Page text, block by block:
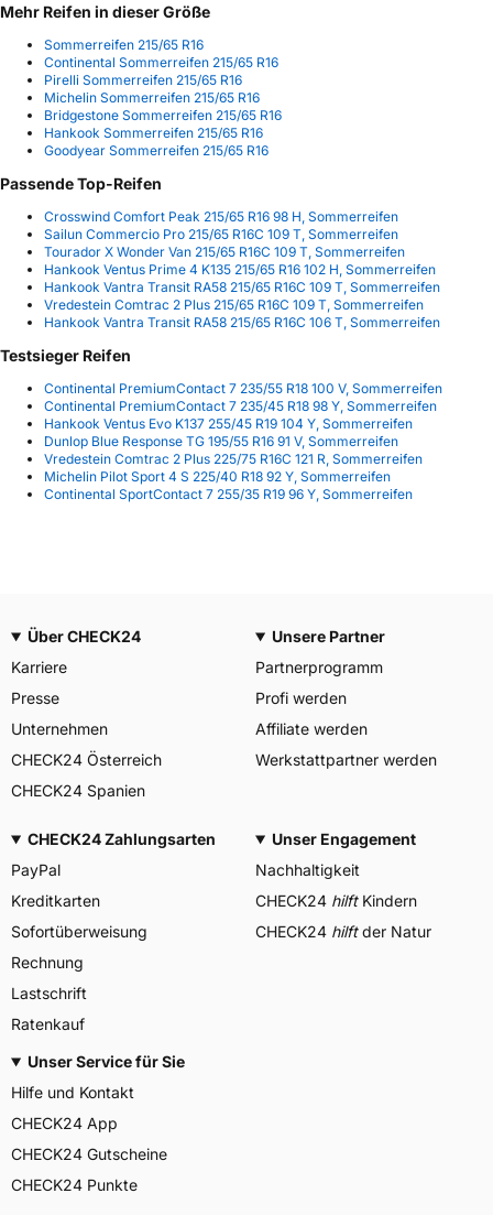
Mehr Reifen in dieser Größe
Sommerreifen 215/65 R16
Continental Sommerreifen 215/65 R16
Pirelli Sommerreifen 215/65 R16
Michelin Sommerreifen 215/65 R16
Bridgestone Sommerreifen 215/65 R16
Hankook Sommerreifen 215/65 R16
Goodyear Sommerreifen 215/65 R16
Passende Top-Reifen
Crosswind Comfort Peak 215/65 R16 98 H, Sommerreifen
Sailun Commercio Pro 215/65 R16C 109 T, Sommerreifen
Tourador X Wonder Van 215/65 R16C 109 T, Sommerreifen
Hankook Ventus Prime 4 K135 215/65 R16 102 H, Sommerreifen
Hankook Vantra Transit RA58 215/65 R16C 109 T, Sommerreifen
Vredestein Comtrac 2 Plus 215/65 R16C 109 T, Sommerreifen
Hankook Vantra Transit RA58 215/65 R16C 106 T, Sommerreifen
Testsieger Reifen
Continental PremiumContact 7 235/55 R18 100 V, Sommerreifen
Continental PremiumContact 7 235/45 R18 98 Y, Sommerreifen
Hankook Ventus Evo K137 255/45 R19 104 Y, Sommerreifen
Dunlop Blue Response TG 195/55 R16 91 V, Sommerreifen
Vredestein Comtrac 2 Plus 225/75 R16C 121 R, Sommerreifen
Michelin Pilot Sport 4 S 225/40 R18 92 Y, Sommerreifen
Continental SportContact 7 255/35 R19 96 Y, Sommerreifen
Über CHECK24
Karriere
Presse
Unternehmen
CHECK24 Österreich
CHECK24 Spanien
Unsere Partner
Partnerprogramm
Profi werden
Affiliate werden
Werkstattpartner werden
CHECK24 Zahlungsarten
PayPal
Kreditkarten
Sofortüberweisung
Rechnung
Lastschrift
Ratenkauf
Unser Engagement
Nachhaltigkeit
CHECK24 hilftKindern
CHECK24 hilftder Natur
Unser Service für Sie
Hilfe und Kontakt
CHECK24 App
CHECK24 Gutscheine
CHECK24 Punkte